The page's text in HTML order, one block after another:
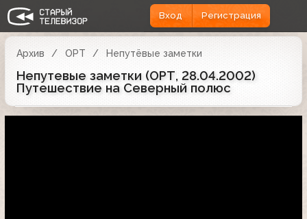
Вход Регистрация
Архив ОРТ Непутёвые заметки
Непутевые заметки (ОРТ, 28.04.2002)
Путешествие на Северный полюс